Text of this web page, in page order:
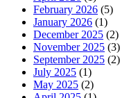
February 2026 (5)
January 2026 (1)
December 2025 (2)
November 2025 (3)
September 2025 (2)
July 2025 (1)
May 2025 (2)